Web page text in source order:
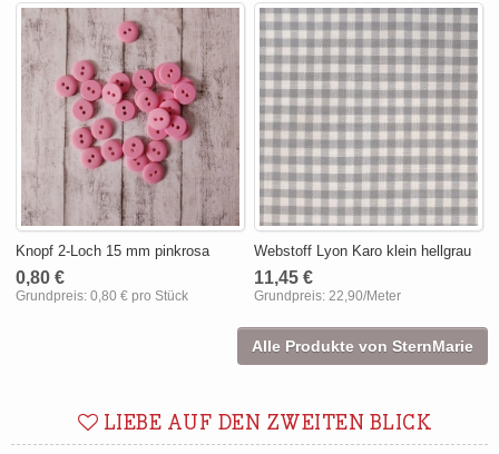
Knopf 2-Loch 15 mm pinkrosa
0,80 €
Grundpreis:0,80 € pro Stück
Webstoff Lyon Karo klein hellgrau
11,45 €
Grundpreis:22,90/Meter
Alle Produkte von SternMarie
LIEBE AUF DEN ZWEITEN BLICK